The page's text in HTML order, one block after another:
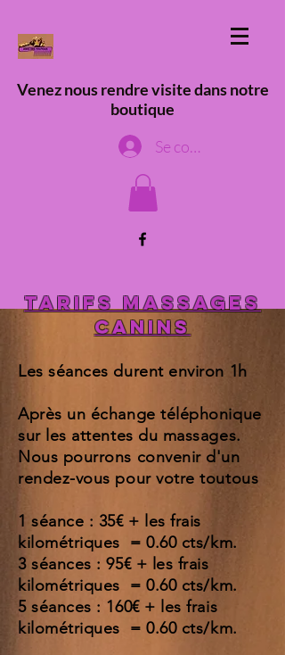
Venez nous rendre visite dans notre
boutique
Se connecter
Tarifs massages
canins
Les séances durent environ 1h
Après un échange téléphonique
sur les attentes du massages.
Nous pourrons convenir d'un
rendez-vous pour votre toutous
1 séance : 35€ + les frais
kilométriques = 0.60 cts/km.
3 séances : 95€ + les frais
kilométriques = 0.60 cts/km.
5 séances : 160€ + les frais
kilométriques = 0.60 cts/km.